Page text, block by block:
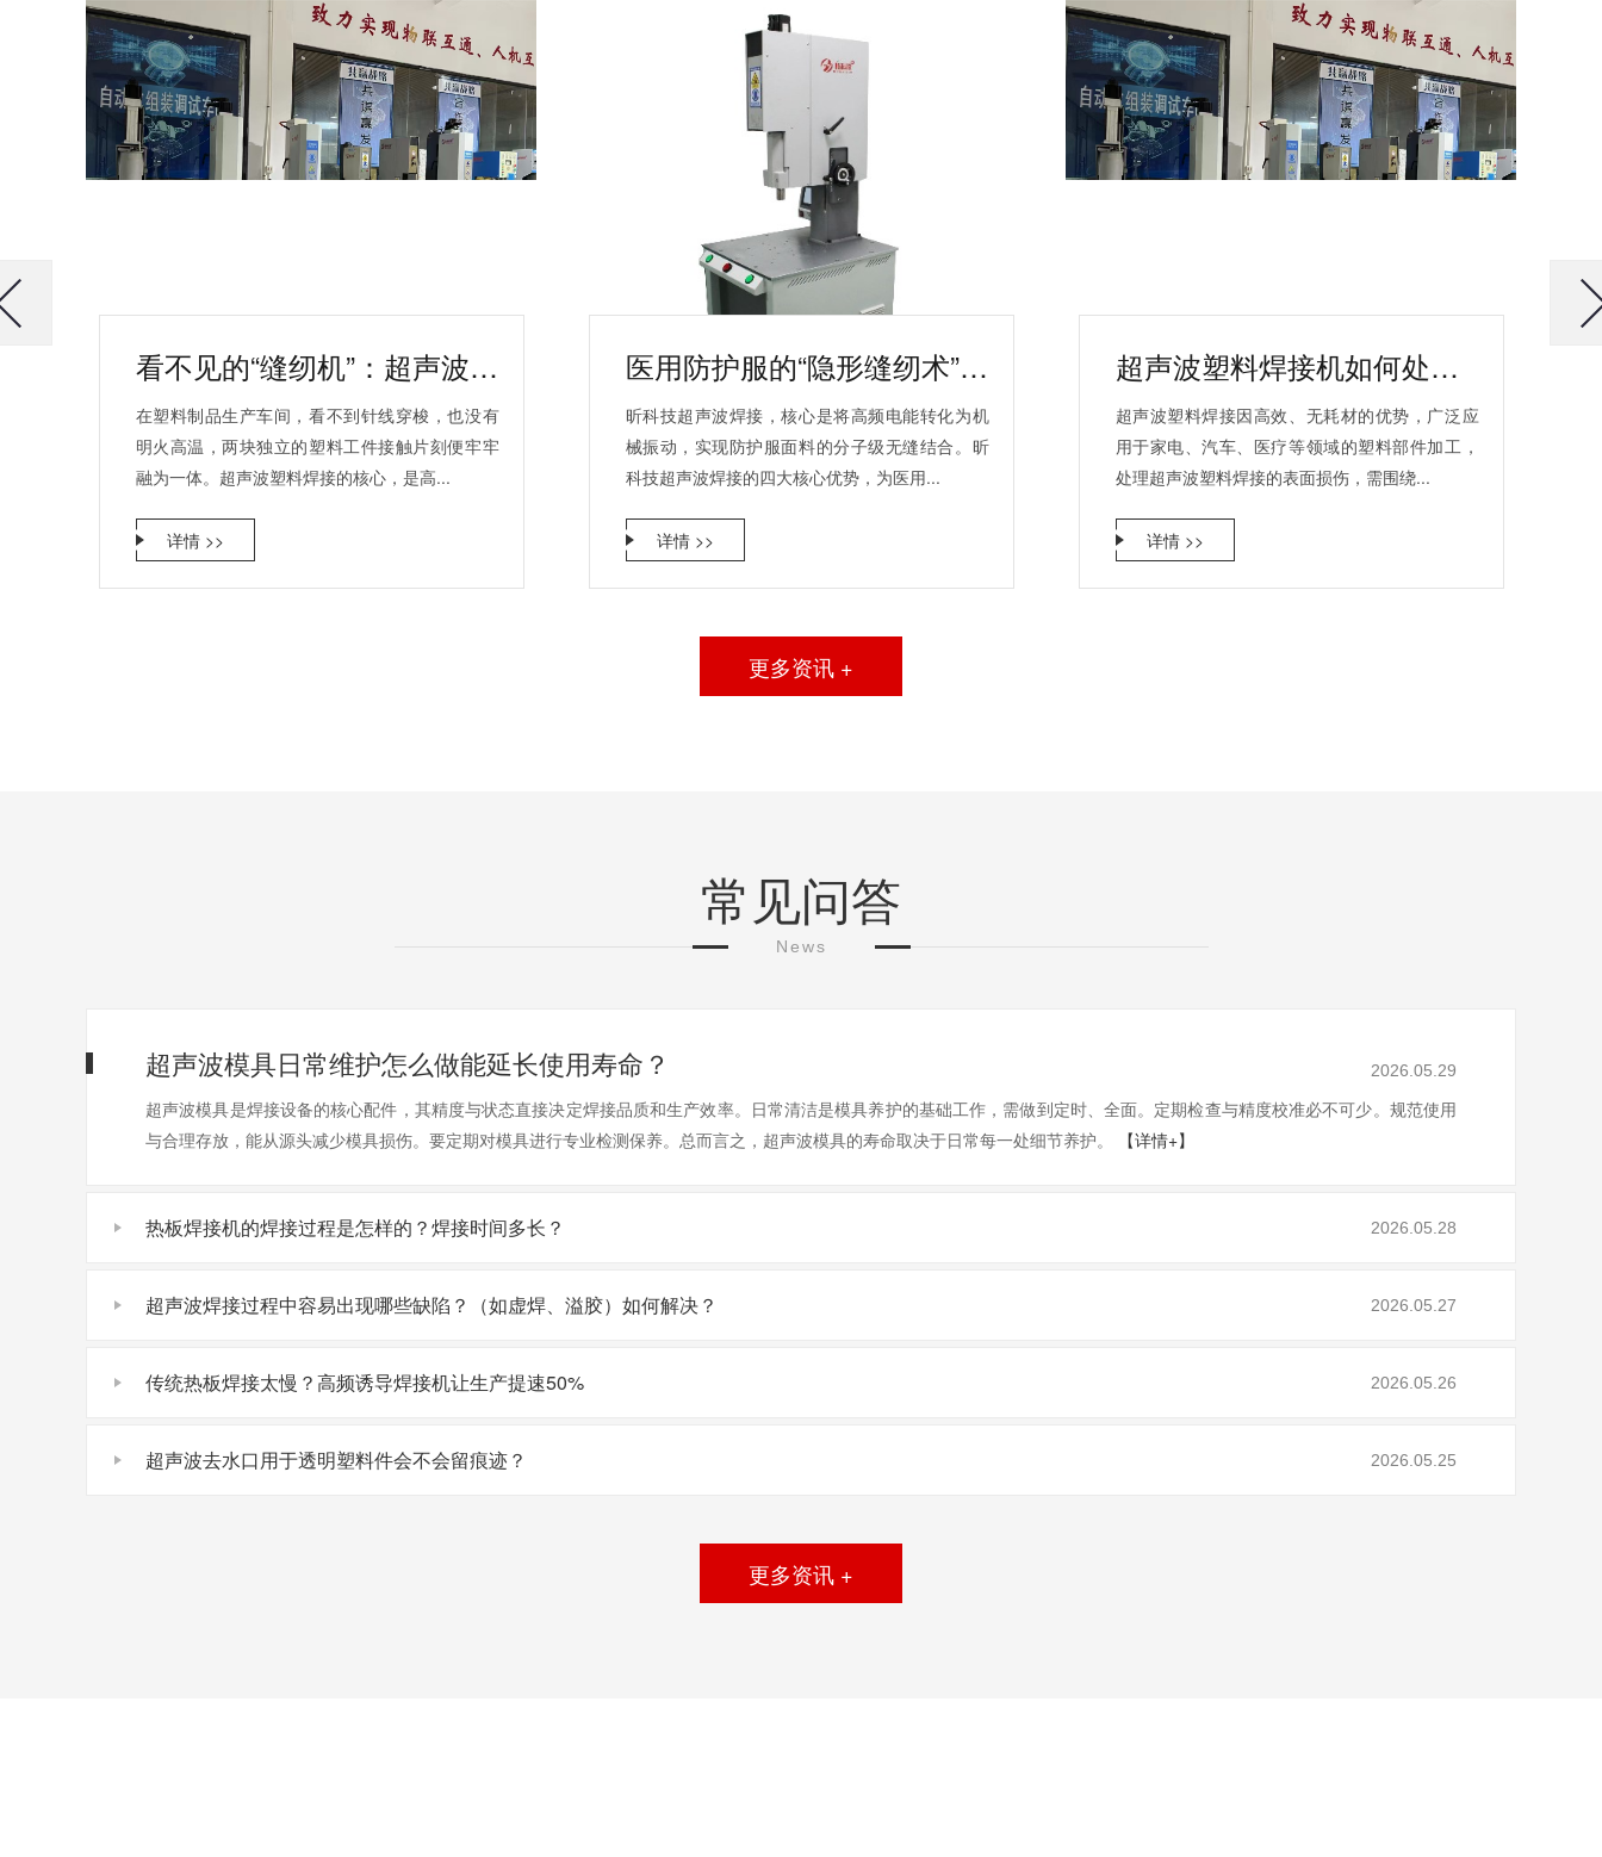
看不见的“缝纫机”：超声波如何让两块塑料瞬间“合体”？
在塑料制品生产车间，看不到针线穿梭，也没有
明火高温，两块独立的塑料工件接触片刻便牢牢
融为一体。超声波塑料焊接的核心，是高...
详情 >>
医用防护服的“隐形缝纫术”：昕科技超声波焊接的四大优势
昕科技超声波焊接，核心是将高频电能转化为机
械振动，实现防护服面料的分子级无缝结合。昕
科技超声波焊接的四大核心优势，为医用...
详情 >>
超声波塑料焊接机如何处理塑料产品表面的损伤？
超声波塑料焊接因高效、无耗材的优势，广泛应
用于家电、汽车、医疗等领域的塑料部件加工，
处理超声波塑料焊接的表面损伤，需围绕...
详情 >>
更多资讯 +
常见问答
News
超声波模具日常维护怎么做能延长使用寿命？ 2026.05.29
超声波模具是焊接设备的核心配件，其精度与状态直接决定焊接品质和生产效率。日常清洁是模具养护的基础工作，需做到定时、全面。定期检查与精度校准必不可少。规范使用
与合理存放，能从源头减少模具损伤。要定期对模具进行专业检测保养。总而言之，超声波模具的寿命取决于日常每一处细节养护。
【详情+】
热板焊接机的焊接过程是怎样的？焊接时间多长？ 2026.05.28
超声波焊接过程中容易出现哪些缺陷？（如虚焊、溢胶）如何解决？ 2026.05.27
传统热板焊接太慢？高频诱导焊接机让生产提速50% 2026.05.26
超声波去水口用于透明塑料件会不会留痕迹？ 2026.05.25
更多资讯 +